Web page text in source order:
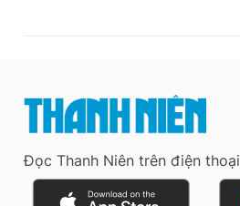
Đọc Thanh Niên trên điện thoại